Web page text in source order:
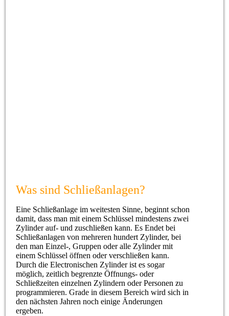
Was sind Schließanlagen?
Eine Schließanlage im weitesten Sinne, beginnt schon
damit, dass man mit einem Schlüssel mindestens zwei
Zylinder auf- und zuschließen kann. Es Endet bei
Schließanlagen von mehreren hundert Zylinder, bei
den man Einzel-, Gruppen oder alle Zylinder mit
einem Schlüssel öffnen oder verschließen kann.
Durch die Electronischen Zylinder ist es sogar
möglich, zeitlich begrenzte Öffnungs- oder
Schließzeiten einzelnen Zylindern oder Personen zu
programmieren. Grade in diesem Bereich wird sich in
den nächsten Jahren noch einige Änderungen
ergeben.